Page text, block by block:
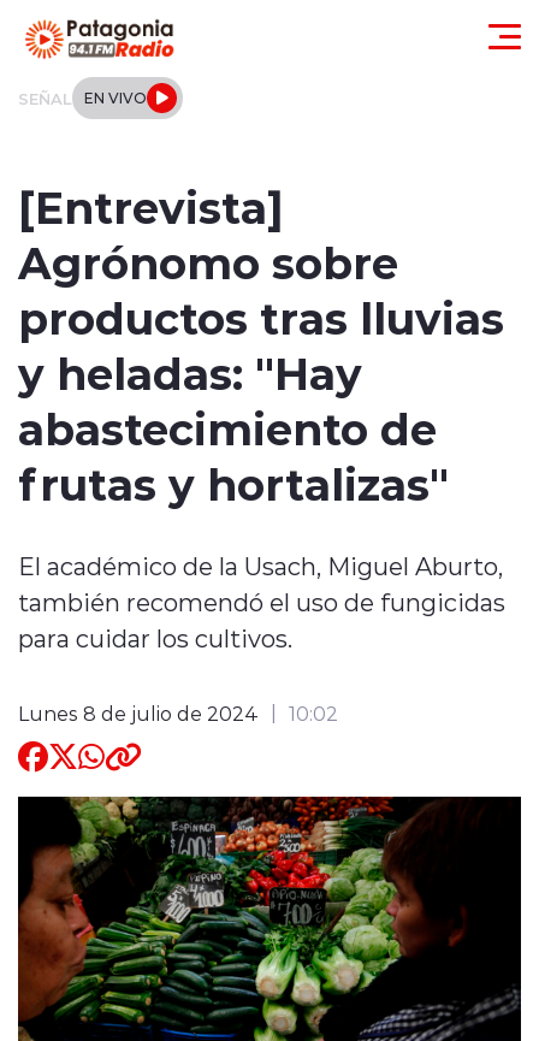
SEÑAL EN VIVO
Local
Tendencias
Internacional
Deportes
Quienes Somos
[Entrevista]
Agrónomo sobre
productos tras lluvias
y heladas: "Hay
abastecimiento de
frutas y hortalizas"
El académico de la Usach, Miguel Aburto,
también recomendó el uso de fungicidas
para cuidar los cultivos.
Lunes 8 de julio de 2024 10:02